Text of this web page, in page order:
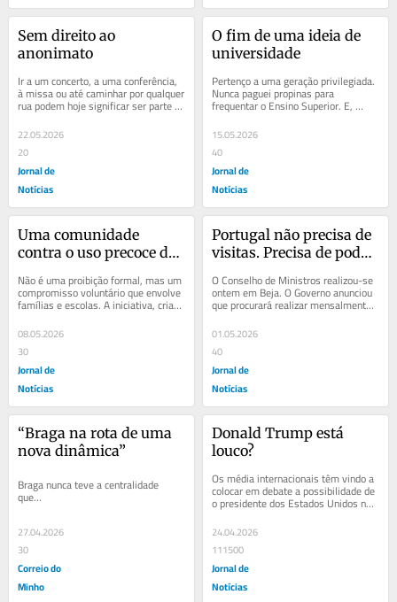
Sem direito ao
anonimato
Ir a um concerto, a uma conferência,
à missa ou até caminhar por qualquer
rua podem hoje significar ser parte
de um cenário. Sem ninguém nos...
22.05.2026
20
Jornal de
Notícias
O fim de uma ideia de
universidade
Pertenço a uma geração privilegiada.
Nunca paguei propinas para
frequentar o Ensino Superior. E,
quando concluí a licenciatura (1993),
tive a...
15.05.2026
40
Jornal de
Notícias
Uma comunidade
contra o uso precoce do
Não é uma proibição formal, mas um
compromisso voluntário que envolve
famílias e escolas. A iniciativa, criada
08.05.2026
30
Jornal de
Notícias
Portugal não precisa de
visitas. Precisa de poder
O Conselho de Ministros realizou-se
ontem em Beja. O Governo anunciou
que procurará realizar mensalmente
estas reuniões fora de Lisboa, num
esforço...
01.05.2026
40
Jornal de
Notícias
“Braga na rota de uma
nova dinâmica”
Braga nunca teve a centralidade
que...
27.04.2026
30
Correio do
Minho
Donald Trump está
louco?
Os média internacionais têm vindo a
colocar em debate a possibilidade de
o presidente dos Estados Unidos não
estar mentalmente apto para o...
24.04.2026
111500
Jornal de
Notícias